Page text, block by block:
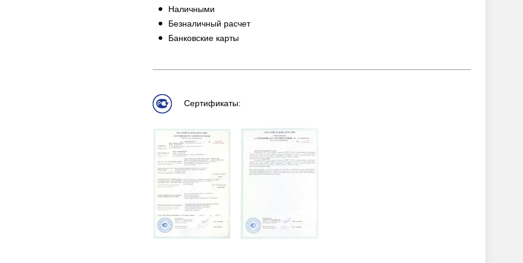
Наличными
Безналичный расчет
Банковские карты
Сертификаты: